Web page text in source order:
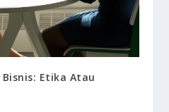
Etika Atau